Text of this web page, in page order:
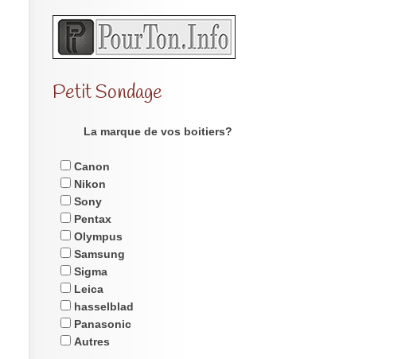
Petit Sondage
La marque de vos boitiers?
Canon
Nikon
Sony
Pentax
Olympus
Samsung
Sigma
Leica
hasselblad
Panasonic
Autres